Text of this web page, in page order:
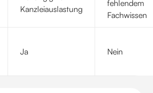
Kanzleiauslastung
fehlendem
Fachwissen
Ja Nein